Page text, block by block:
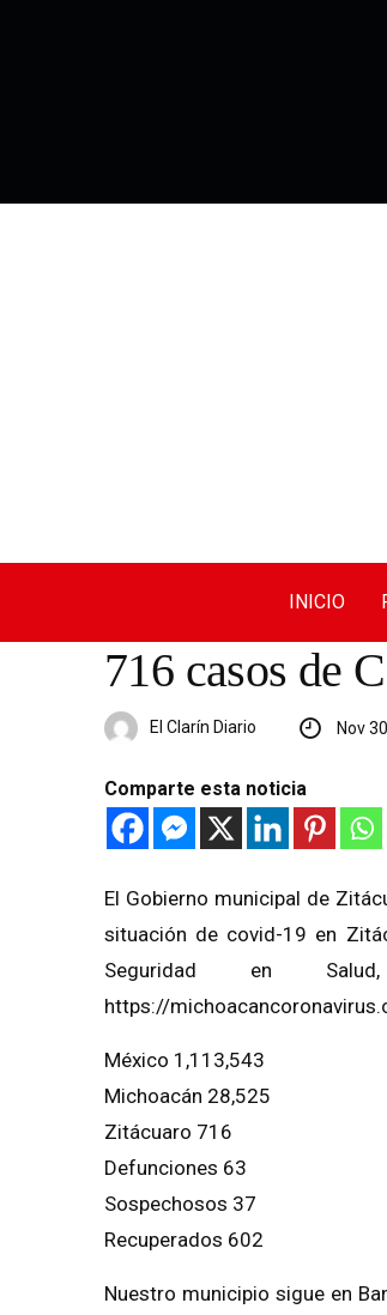
INICIO
716 casos de
El Clarín Diario Nov
Comparte esta noticia
El Gobierno municipal de
situación de covid-19 en
Seguridad en
https://
México 1,113,543
Michoacán 28,525
Zitácuaro 716
Defunciones 63
Sospechosos 37
Recuperados 602
Nuestro municipio sigue en